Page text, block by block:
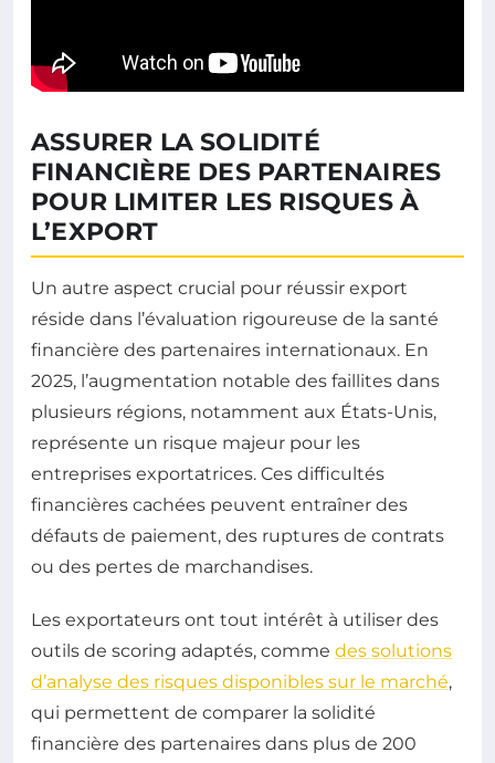
ASSURER LA SOLIDITÉ
FINANCIÈRE DES PARTENAIRES
POUR LIMITER LES RISQUES À
L’EXPORT
Un autre aspect crucial pour réussir export
réside dans l’évaluation rigoureuse de la santé
financière des partenaires internationaux. En
2025, l’augmentation notable des faillites dans
plusieurs régions, notamment aux États-Unis,
représente un risque majeur pour les
entreprises exportatrices. Ces difficultés
financières cachées peuvent entraîner des
défauts de paiement, des ruptures de contrats
ou des pertes de marchandises.
Les exportateurs ont tout intérêt à utiliser des
outils de scoring adaptés, comme des solutions
d’analyse des risques disponibles sur le marché,
qui permettent de comparer la solidité
financière des partenaires dans plus de 200